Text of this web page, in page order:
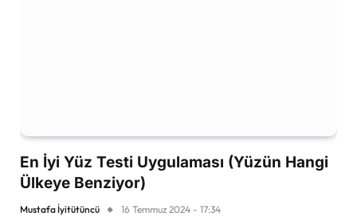
En İyi Yüz Testi Uygulaması (Yüzün Hangi
Ülkeye Benziyor)
Mustafa İyitütüncü 16 Temmuz 2024 - 17:34